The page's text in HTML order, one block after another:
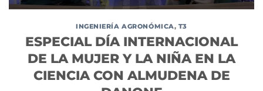
INGENIERÍA AGRONÓMICA, T3
ESPECIAL DÍA INTERNACIONAL
DE LA MUJER Y LA NIÑA EN LA
CIENCIA CON ALMUDENA DE